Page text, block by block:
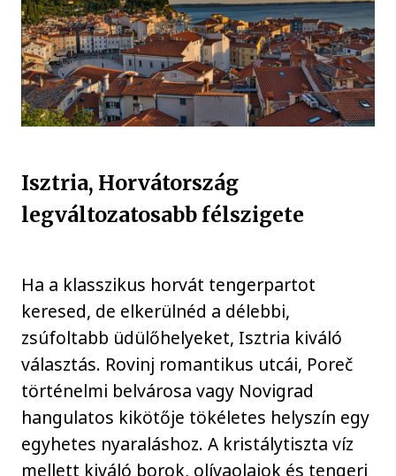
Isztria, Horvátország
legváltozatosabb félszigete
Ha a klasszikus horvát tengerpartot
keresed, de elkerülnéd a délebbi,
zsúfoltabb üdülőhelyeket, Isztria kiváló
választás. Rovinj romantikus utcái, Poreč
történelmi belvárosa vagy Novigrad
hangulatos kikötője tökéletes helyszín egy
egyhetes nyaraláshoz. A kristálytiszta víz
mellett kiváló borok, olívaolajok és tengeri